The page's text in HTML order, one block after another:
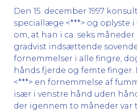
Den 15. december 1997
speciallæge <***> og oplyste
om, at han i ca. seks
gradvist indsættende
fornemmelser i alle fingre,
hånds fjerde og femte finger.
<***> en fornemmelse af
især i venstre hånd uden
der igennem to måneder var